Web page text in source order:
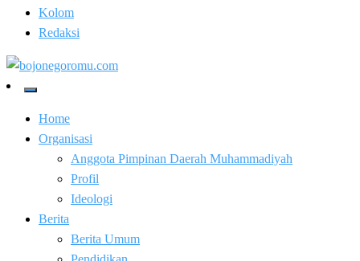
Kolom
Redaksi
bojonegoromu.com
Home
Organisasi
Anggota Pimpinan Daerah Muhammadiyah
Profil
Ideologi
Berita
Berita Umum